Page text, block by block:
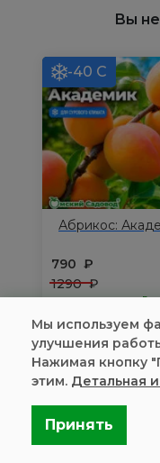
Вы
-40 С
Абрикос:
790 ₽
1290₽
В
Количество
товара
Абрикос:
Академик
Купить
-40 С
Мы используем
улучшения
Нажимая кнопку
этим. Детальная
Принять